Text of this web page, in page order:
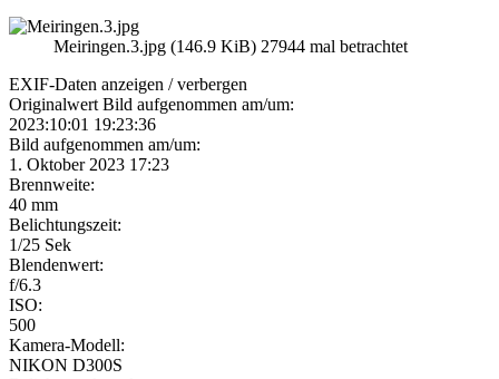
Meiringen.3.jpg (146.9 KiB) 27944 mal betrachtet
EXIF-Daten anzeigen / verbergen
Originalwert Bild aufgenommen am/um:
2023:10:01 19:23:36
Bild aufgenommen am/um:
1. Oktober 2023 17:23
Brennweite:
40 mm
Belichtungszeit:
1/25 Sek
Blendenwert:
f/6.3
ISO:
500
Kamera-Modell:
NIKON D300S